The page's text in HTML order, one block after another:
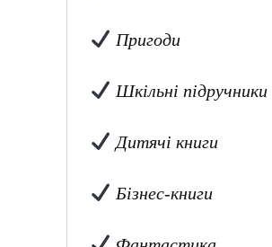
Пригоди
Шкільні підручники
Дитячі книги
Бізнес-книги